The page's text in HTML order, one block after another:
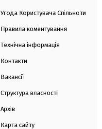
Угода Користувача Спільноти
Правила коментування
Технічна інформація
Контакти
Вакансії
Структура власності
Архів
Карта сайту